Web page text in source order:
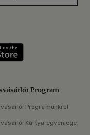
meg: Google
Program
Programunkról
Kártya egyenlege